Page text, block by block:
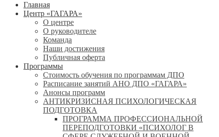
Главная
Центр «ГАГАРА»
О центре
О руководителе
Команда
Наши достижения
Публичная оферта
Программы
Стоимость обучения по программам ДПО
Расписание занятий АНО ДПО «ГАГАРА»
Анонсы программ
АНТИКРИЗИСНАЯ ПСИХОЛОГИЧЕСКАЯ
ПОДГОТОВКА
ПРОГРАММА ПРОФЕССИОНАЛЬНОЙ
ПЕРЕПОДГОТОВКИ «ПСИХОЛОГ В